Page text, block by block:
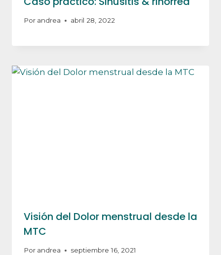
Por andrea abril 28, 2022
Visión del Dolor menstrual desde la
MTC
Por andrea septiembre 16, 2021